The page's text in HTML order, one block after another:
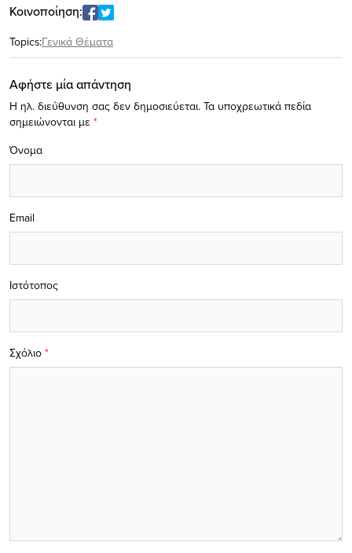
Κοινοποίηση:
Topics:Γενικά Θέματα
Αφήστε μία απάντηση
Η ηλ. διεύθυνση σας δεν δημοσιεύεται. Τα υποχρεωτικά πεδία
σημειώνονται με *
Σχόλιο *
Όνομα
Email
Ιστότοπος